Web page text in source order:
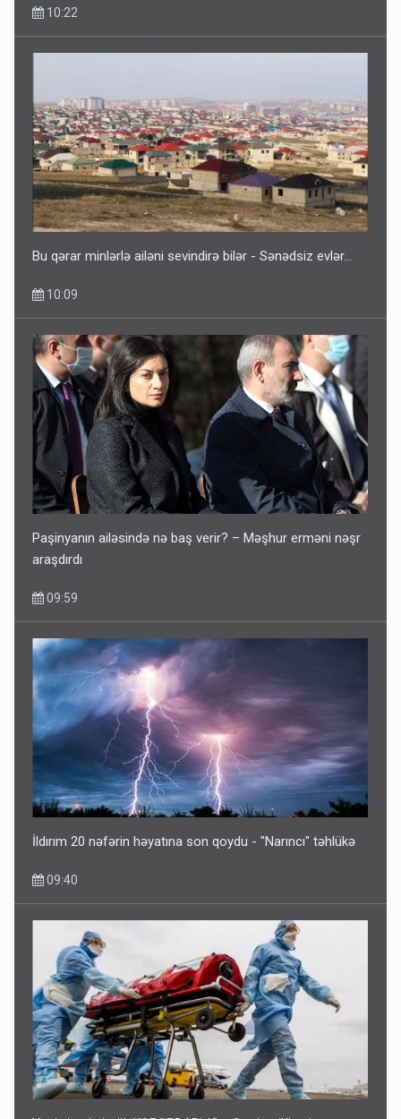
10:22
Bu qərar minlərlə ailəni sevindirə bilər - Sənədsiz evlər...
10:09
Paşinyanın ailəsində nə baş verir? – Məşhur erməni nəşr
araşdırdı
09:59
İldırım 20 nəfərin həyatına son qoydu - "Narıncı" təhlükə
09:40